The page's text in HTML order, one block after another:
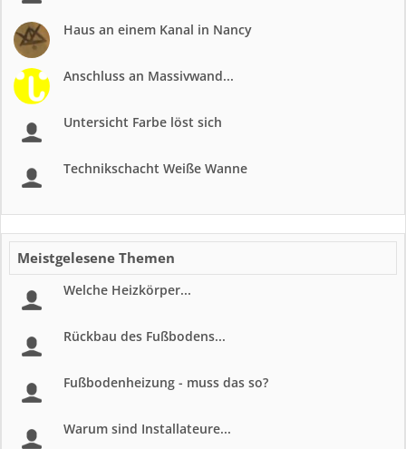
Haus an einem Kanal in Nancy
Anschluss an Massivwand...
Untersicht Farbe löst sich
Technikschacht Weiße Wanne
Meistgelesene Themen
Welche Heizkörper...
Rückbau des Fußbodens...
Fußbodenheizung - muss das so?
Warum sind Installateure...